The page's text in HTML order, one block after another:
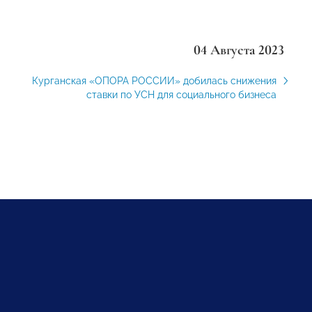
04 Августа 2023
Курганская «ОПОРА РОССИИ» добилась снижения
ставки по УСН для социального бизнеса